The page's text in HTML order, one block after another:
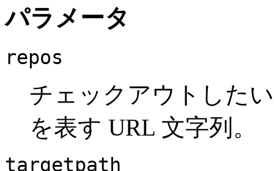
パラメータ
repos
チェックアウトした
を表す URL 文字列。
targetpath